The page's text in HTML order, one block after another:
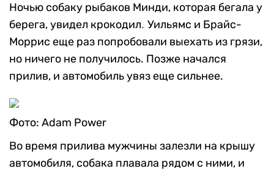
Ночью собаку рыбаков Минди, которая бегала у
берега, увидел крокодил. Уильямс и Брайс-
Моррис еще раз попробовали выехать из грязи,
но ничего не получилось. Позже начался
прилив, и автомобиль увяз еще сильнее.
Фото: Adam Power
Во время прилива мужчины залезли на крышу
автомобиля, собака плавала рядом с ними, и